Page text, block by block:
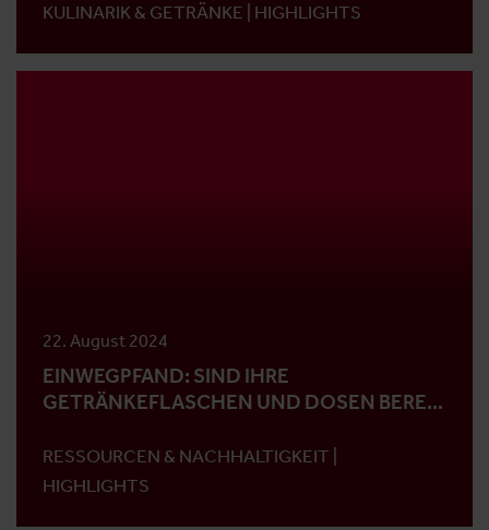
KULINARIK & GETRÄNKE | HIGHLIGHTS
22. August 2024
EINWEGPFAND: SIND IHRE
GETRÄNKEFLASCHEN UND DOSEN BEREIT
RESSOURCEN & NACHHALTIGKEIT |
HIGHLIGHTS